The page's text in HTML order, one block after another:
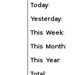
Today:
Yesterday:
This Week:
This Month:
This Year: